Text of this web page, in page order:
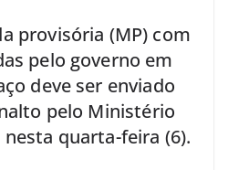
provisória (MP) com
pelo governo em
deve ser enviado
pelo Ministério
nesta quarta-feira (6).